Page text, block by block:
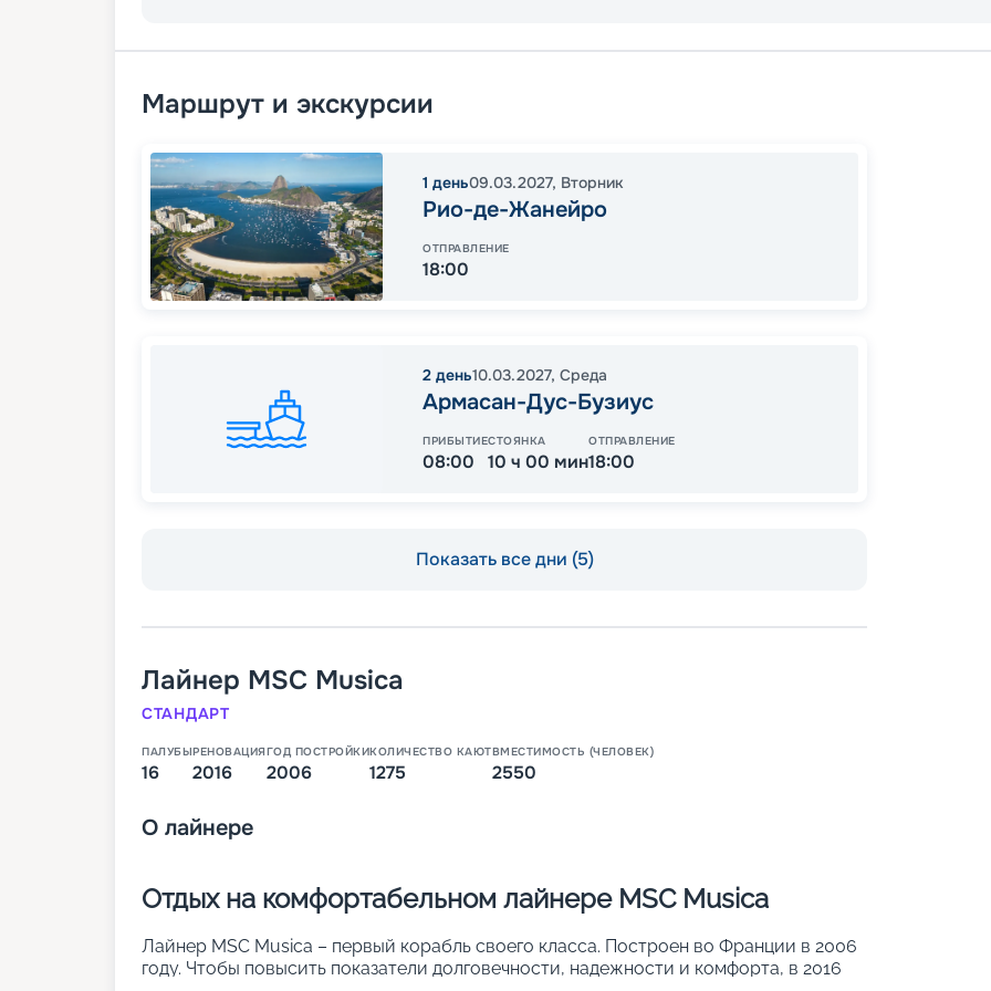
Маршрут и экскурсии
1 день09.03.2027, Вторник
Рио-де-Жанейро
ОТПРАВЛЕНИЕ
18:00
2 день10.03.2027, Среда
Армасан-Дус-Бузиус
ПРИБЫТИЕ
08:00
СТОЯНКА
10 ч 00 мин
ОТПРАВЛЕНИЕ
18:00
Показать все дни (5)
Лайнер MSC Musica
СТАНДАРТ
ПАЛУБЫ
16
РЕНОВАЦИЯ
2016
ГОД ПОСТРОЙКИ
2006
КОЛИЧЕСТВО КАЮТ
1275
ВМЕСТИМОСТЬ (ЧЕЛОВЕК)
2550
О лайнере
Отдых на комфортабельном лайнере MSC Musica
Лайнер MSC Musica – первый корабль своего класса. Построен во Франции в 2006
году. Чтобы повысить показатели долговечности, надежности и комфорта, в 2016